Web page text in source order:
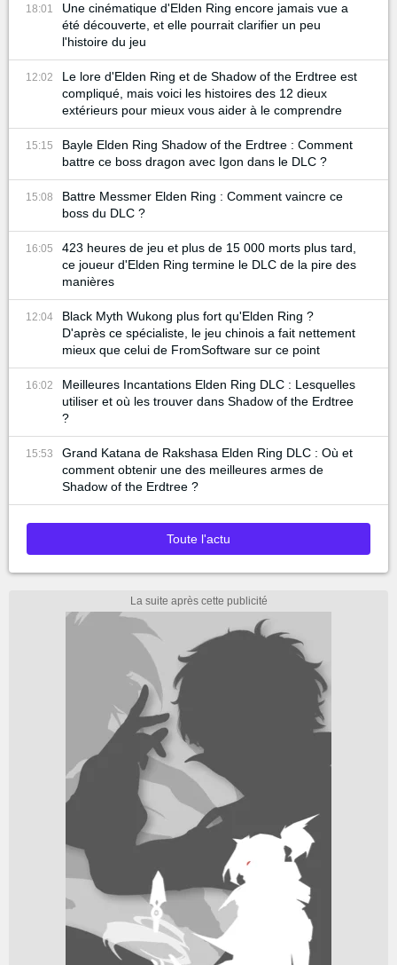
18:01
Une cinématique d'Elden Ring encore jamais vue a
été découverte, et elle pourrait clarifier un peu
l'histoire du jeu
12:02
Le lore d'Elden Ring et de Shadow of the Erdtree est
compliqué, mais voici les histoires des 12 dieux
extérieurs pour mieux vous aider à le comprendre
15:15
Bayle Elden Ring Shadow of the Erdtree : Comment
battre ce boss dragon avec Igon dans le DLC ?
15:08
Battre Messmer Elden Ring : Comment vaincre ce
boss du DLC ?
16:05
423 heures de jeu et plus de 15 000 morts plus tard,
ce joueur d'Elden Ring termine le DLC de la pire des
manières
12:04
Black Myth Wukong plus fort qu'Elden Ring ?
D'après ce spécialiste, le jeu chinois a fait nettement
mieux que celui de FromSoftware sur ce point
16:02
Meilleures Incantations Elden Ring DLC : Lesquelles
utiliser et où les trouver dans Shadow of the Erdtree
?
15:53
Grand Katana de Rakshasa Elden Ring DLC : Où et
comment obtenir une des meilleures armes de
Shadow of the Erdtree ?
Toute l'actu